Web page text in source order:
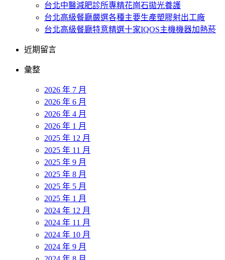
台北中醫減肥診所專精花崗石拋光養護
台北高級餐廳嚴選各種主要生產塑膠射出工廠
台北高級餐廳特意精選十家IQOS主機機器加熱菸
近期留言
彙整
2026 年 7 月
2026 年 6 月
2026 年 4 月
2026 年 1 月
2025 年 12 月
2025 年 11 月
2025 年 9 月
2025 年 8 月
2025 年 5 月
2025 年 1 月
2024 年 12 月
2024 年 11 月
2024 年 10 月
2024 年 9 月